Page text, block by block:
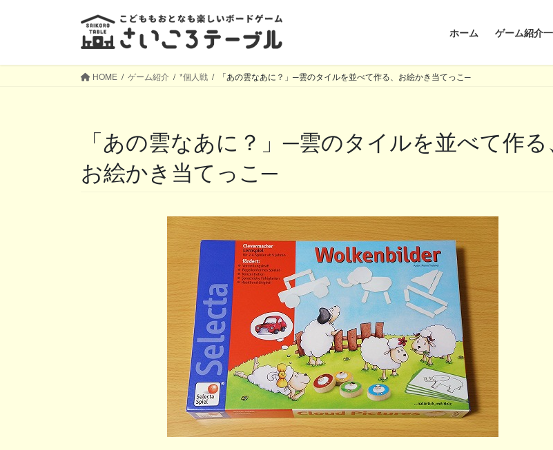
ホーム ゲーム紹介
HOME ゲーム紹介 *個人戦 「あの雲なあに？」─雲のタイルを並べて作る、お絵かき当てっこ─
「あの雲なあに？」─雲のタイルを並べて作る、
お絵かき当てっこ─